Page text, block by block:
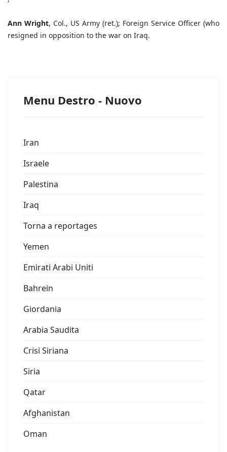
Ann Wright, Col., US Army (ret.); Foreign Service Officer (who
resigned in opposition to the war on Iraq.
Menu Destro - Nuovo
Iran
Israele
Palestina
Iraq
Torna a reportages
Yemen
Emirati Arabi Uniti
Bahrein
Giordania
Arabia Saudita
Crisi Siriana
Siria
Qatar
Afghanistan
Oman